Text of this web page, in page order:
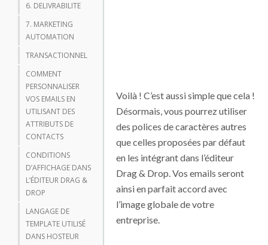
6. DELIVRABILITE
7. MARKETING
AUTOMATION
TRANSACTIONNEL
COMMENT
PERSONNALISER
VOS EMAILS EN
UTILISANT DES
ATTRIBUTS DE
CONTACTS
CONDITIONS
D’AFFICHAGE DANS
L’ÉDITEUR DRAG &
DROP
LANGAGE DE
TEMPLATE UTILISÉ
DANS HOSTEUR
Voilà ! C’est aussi simple que cela !
Désormais, vous pourrez utiliser
des polices de caractères autres
que celles proposées par défaut
en les intégrant dans l’éditeur
Drag & Drop. Vos emails seront
ainsi en parfait accord avec
l’image globale de votre
entreprise.